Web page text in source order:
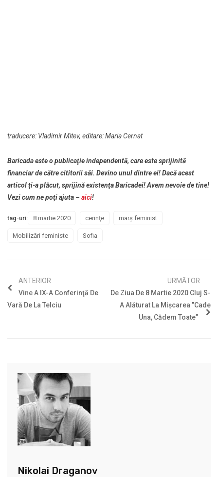
traducere: Vladimir Mitev, editare: Maria Cernat
Baricada este o publicaţie independentă, care este sprijinită
financiar de către cititorii săi. Devino unul dintre ei! Dacă acest
articol ţi-a plăcut, sprijină existenţa Baricadei! Avem nevoie de tine!
Vezi cum ne poţi ajuta – aici!
tag-uri: 8 martie 2020 cerinţe marş feminist
Mobilizări feministe Sofia
ANTERIOR
Vine A IX-A Conferinţă De
Vară De La Telciu
URMĂTOR
De Ziua De 8 Martie 2020 Cluj S-
A Alăturat La Mişcarea ”Cade
Una, Cădem Toate”
Nikolai Draganov